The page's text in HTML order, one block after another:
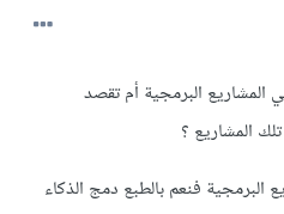
البرمجية أم تقصد
المشاريع ؟
فنعم بالطبع دمج الذكاء